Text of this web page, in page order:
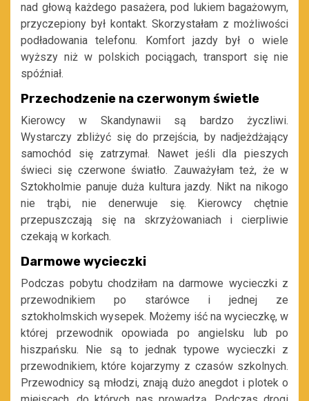
nad głową każdego pasażera, pod lukiem bagażowym,
przyczepiony był kontakt. Skorzystałam z możliwości
podładowania telefonu. Komfort jazdy był o wiele
wyższy niż w polskich pociągach, transport się nie
spóźniał.
Przechodzenie na czerwonym świetle
Kierowcy w Skandynawii są bardzo życzliwi.
Wystarczy zbliżyć się do przejścia, by nadjeżdżający
samochód się zatrzymał. Nawet jeśli dla pieszych
świeci się czerwone światło. Zauważyłam też, że w
Sztokholmie panuje duża kultura jazdy. Nikt na nikogo
nie trąbi, nie denerwuje się. Kierowcy chętnie
przepuszczają się na skrzyżowaniach i cierpliwie
czekają w korkach.
Darmowe wycieczki
Podczas pobytu chodziłam na darmowe wycieczki z
przewodnikiem po starówce i jednej ze
sztokholmskich wysepek. Możemy iść na wycieczkę, w
której przewodnik opowiada po angielsku lub po
hiszpańsku. Nie są to jednak typowe wycieczki z
przewodnikiem, które kojarzymy z czasów szkolnych.
Przewodnicy są młodzi, znają dużo anegdot i plotek o